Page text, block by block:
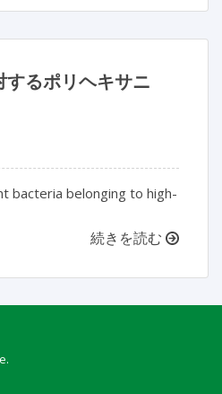
るポリヘキサニ
bacteria belonging to high-
続きを読む